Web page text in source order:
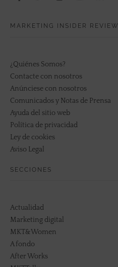
MARKETING INSIDER REVIEW
¿Quiénes Somos?
Contacte con nosotros
Anúnciese con nosotros
Comunicados y Notas de Prensa
Ayuda del sitio web
Política de privacidad
Ley de cookies
Aviso Legal
SECCIONES
Actualidad
Marketing digital
MKT&Women
A fondo
After Works